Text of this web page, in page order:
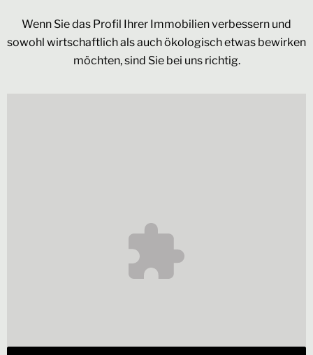
Wenn Sie das Profil Ihrer Immobilien verbessern und
sowohl wirtschaftlich als auch ökologisch etwas bewirken
möchten, sind Sie bei uns richtig.